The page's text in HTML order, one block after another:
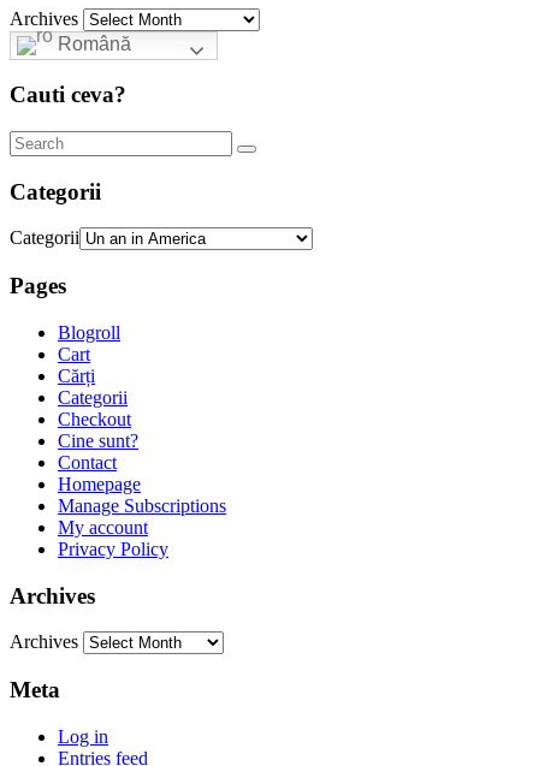
Archives
Română
Cauti ceva?
Categorii
Categorii
Pages
Blogroll
Cart
Cărți
Categorii
Checkout
Cine sunt?
Contact
Homepage
Manage Subscriptions
My account
Privacy Policy
Archives
Archives
Meta
Log in
Entries feed